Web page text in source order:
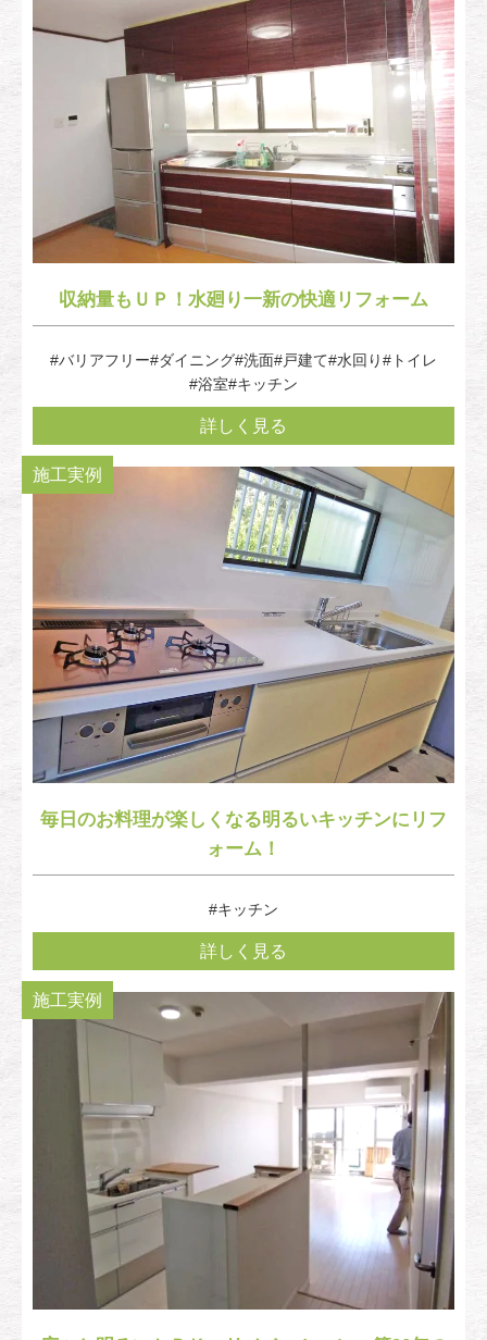
収納量もＵＰ！水廻り一新の快適リフォーム
#バリアフリー#ダイニング#洗面#戸建て#水回り#トイレ
#浴室#キッチン
詳しく見る
施工実例
毎日のお料理が楽しくなる明るいキッチンにリフ
ォーム！
#キッチン
詳しく見る
施工実例